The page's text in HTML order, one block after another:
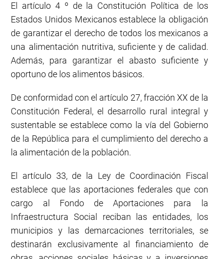
El artículo 4 º de la Constitución Política de los
Estados Unidos Mexicanos establece la obligación
de garantizar el derecho de todos los mexicanos a
una alimentación nutritiva, suficiente y de calidad.
Además, para garantizar el abasto suficiente y
oportuno de los alimentos básicos.
De conformidad con el artículo 27, fracción XX de la
Constitución Federal, el desarrollo rural integral y
sustentable se establece como la vía del Gobierno
de la República para el cumplimiento del derecho a
la alimentación de la población.
El artículo 33, de la Ley de Coordinación Fiscal
establece que las aportaciones federales que con
cargo al Fondo de Aportaciones para la
Infraestructura Social reciban las entidades, los
municipios y las demarcaciones territoriales, se
destinarán exclusivamente al financiamiento de